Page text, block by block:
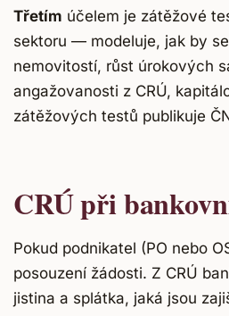
Třetím účelem je zátěžové
sektoru — modeluje, jak by
nemovitostí, růst úrokových
angažovanosti z CRÚ,
zátěžových testů publikuje
CRÚ při
Pokud podnikatel (PO nebo
posouzení žádosti. Z CRÚ
jistina a splátka, jaká jsou